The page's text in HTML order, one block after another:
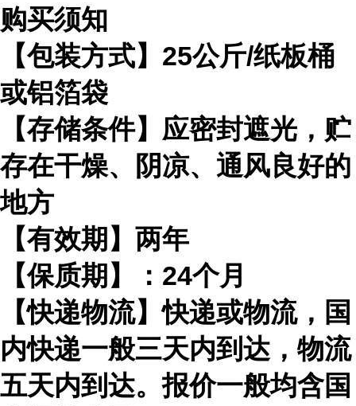
购买须知
【包装方式】25公斤/纸板桶
或铝箔袋
【存储条件】应密封遮光，贮
存在干燥、阴凉、通风良好的
地方
【有效期】两年
【保质期】：24个月
【快递物流】快递或物流，国
内快递一般三天内到达，物流
五天内到达。报价一般均含国